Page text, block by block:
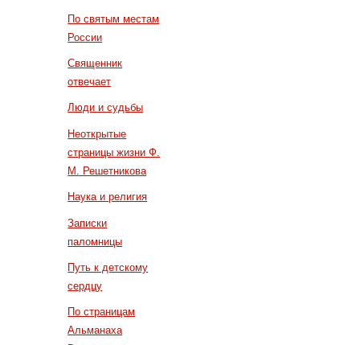
По святым местам
России
Священник
отвечает
Люди и судьбы
Неоткрытые
страницы жизни Ф.
М. Решетникова
Наука и религия
Записки
паломницы
Путь к детскому
сердцу
По страницам
Альманаха